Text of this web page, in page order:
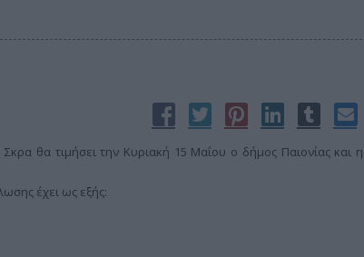
θα τιμήσει την Κυριακή 15 Μαΐου ο δήμος Παιονίας και η
έχει ως εξής: